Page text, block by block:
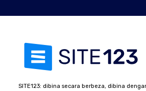
SITE123: dibina secara berbeza, dibina